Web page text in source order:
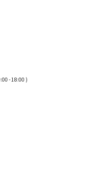
- 18:00 )